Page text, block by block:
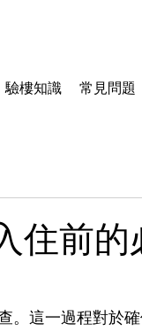
驗樓知識 常見問題
住前的
。這一過程對於